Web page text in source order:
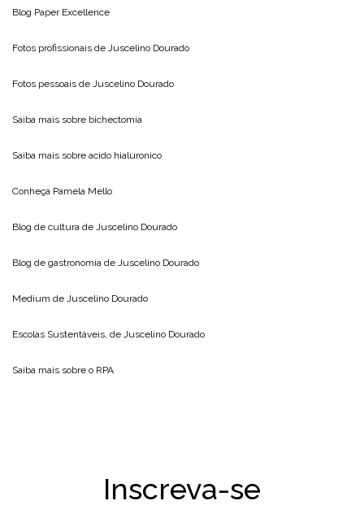
Blog Paper Excellence
Fotos profissionais de Juscelino Dourado
Fotos pessoais de Juscelino Dourado
Saiba mais sobre bichectomia
Saiba mais sobre acido hialuronico
Conheça Pamela Mello
Blog de cultura de Juscelino Dourado
Blog de gastronomia de Juscelino Dourado
Medium de Juscelino Dourado
Escolas Sustentáveis, de Juscelino Dourado
Saiba mais sobre o RPA
Inscreva-se